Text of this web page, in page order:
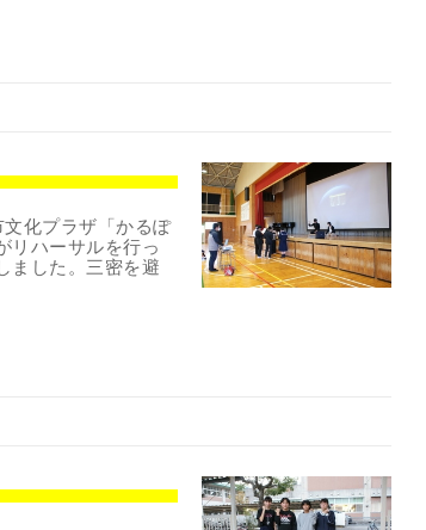
化プラザ「かるぽ
リハーサルを行っ
ました。三密を避